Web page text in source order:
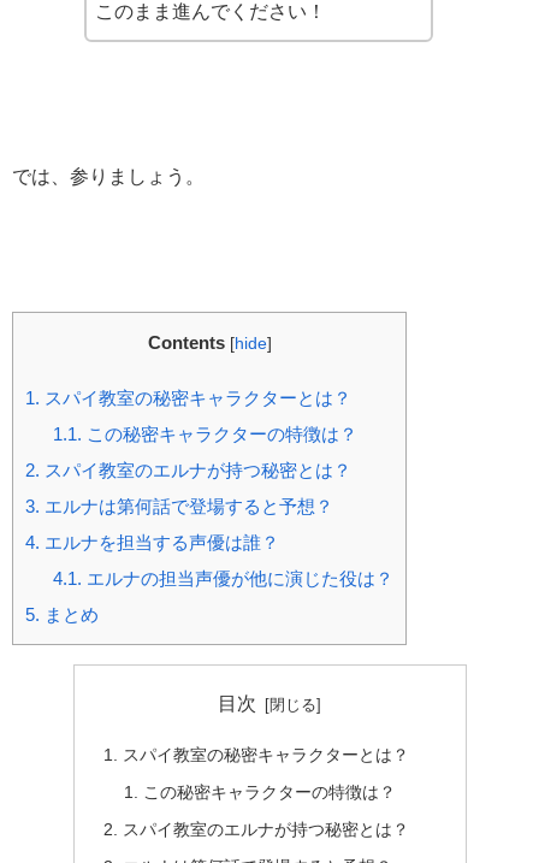
このまま進んでください！
では、参りましょう。
Contents [hide]
1. スパイ教室の秘密キャラクターとは？
1.1. この秘密キャラクターの特徴は？
2. スパイ教室のエルナが持つ秘密とは？
3. エルナは第何話で登場すると予想？
4. エルナを担当する声優は誰？
4.1. エルナの担当声優が他に演じた役は？
5. まとめ
目次
スパイ教室の秘密キャラクターとは？
この秘密キャラクターの特徴は？
スパイ教室のエルナが持つ秘密とは？